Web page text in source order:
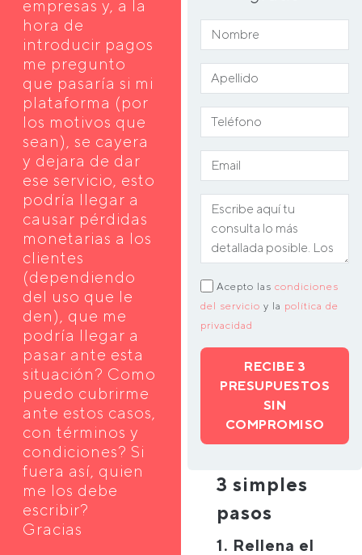
empresas y, a la
hora de
introducir pagos
me pregunto
que pasaría si mi
plataforma (por
los motivos que
sean), se cayera
y dejara de dar
ese servicio, esto
podría llegar a
causar pérdidas
monetarias a los
clientes
(dependiendo
del uso que le
den), que me
podría llegar a
pasar ante esta
situación? Como
puedo cubrirme
ante estos casos,
con términos y
condiciones? Si
fuera así, quien
me los debe
escribir?
Gracias
Acepto las condiciones
del servicio y la política de
privacidad
RECIBE 3
PRESUPUESTOS
SIN
COMPROMISO
3 simples
pasos
1. Rellena el